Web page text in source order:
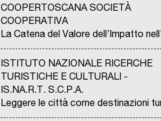
COOPERTOSCANA SOCIETÀ
COOPERATIVA
La Catena del Valore dell’Impatto
ISTITUTO NAZIONALE RICERCHE
TURISTICHE E CULTURALI -
IS.NA.R.T. S.C.P.A.
Leggere le città come destinazioni